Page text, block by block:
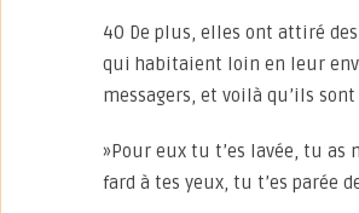
40 De plus, elles ont attiré
qui habitaient loin en leur
messagers, et voilà qu’ils sont
»Pour eux tu t’es lavée, tu as
fard à tes yeux, tu t’es parée